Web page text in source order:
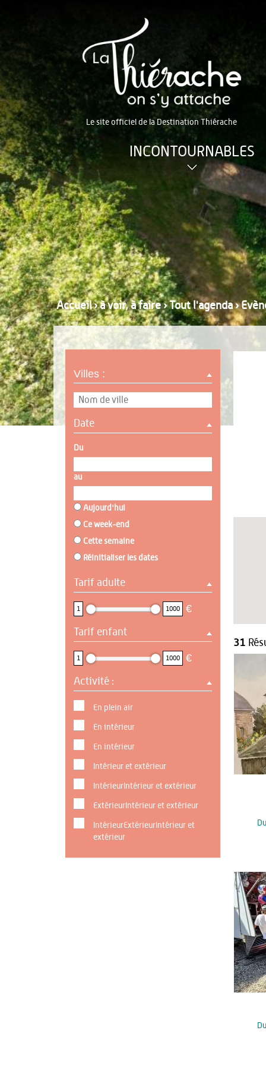
Le site officiel de la Destination Thiérache
INCONTOURNABLES
Accueil›à voir, à faire›Tout l'agenda›
Villes :
Date
Du
au
Aujourd'hui
Ce week-end
Cette semaine
Réinitialiser les dates
Tarif adulte
1 1000 €
Tarif enfant
1 1000 €
Activité :
En plein air
En intérieur
En intérieur
Intérieur et extérieur
IntérieurIntérieur et extérieur
ExtérieurIntérieur et extérieur
IntérieurExtérieurIntérieur et
extérieur
31